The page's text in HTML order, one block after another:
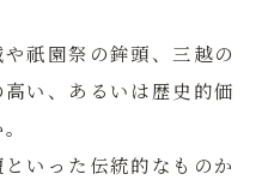
祇園祭の鉾頭、三越の
い、あるいは歴史的価
いった伝統的なものか